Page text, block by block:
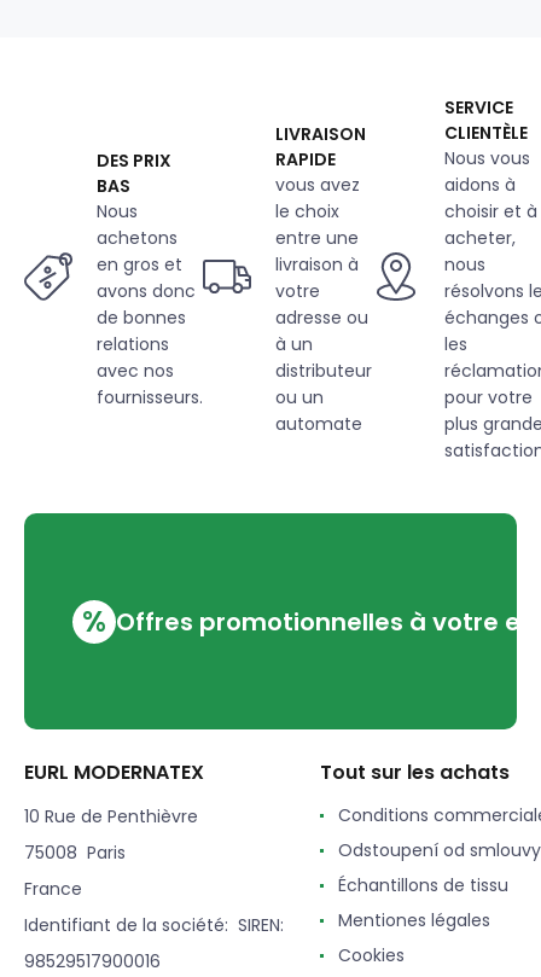
DES PRIX
BAS
Nous
achetons
en gros et
avons donc
de bonnes
relations
avec nos
fournisseurs.
LIVRAISON
RAPIDE
vous avez
le choix
entre une
livraison à
votre
adresse ou
à un
distributeur
ou un
automate
SERVICE
CLIENTÈLE
Nous vous
aidons à
choisir et à
acheter,
nous
résolvons
échanges
les
pour votre
plus
% Offres promotionnelles à votre
EURL MODERNATEX
10 Rue de Penthièvre
75008 Paris
France
Identifiant de la société: SIREN:
98529517900016
Tout sur les achats
Conditions
Odstoupení od smlouvy
Échantillons de tissu
Mentiones légales
Cookies